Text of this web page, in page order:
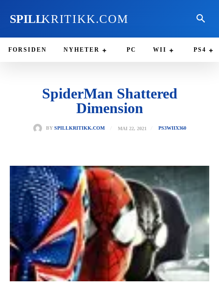
SPILLKRITIKK.COM
FORSIDEN NYHETER PC WII PS4
SpiderMan Shattered
Dimension
BY SPILLKRITIKK.COM MAI 22, 2021 PS3WIIX360